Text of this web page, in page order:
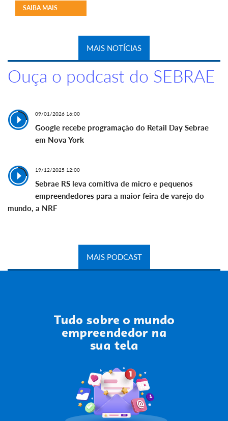
SAIBA MAIS
MAIS NOTÍCIAS
Ouça o podcast do SEBRAE
09/01/2026 16:00
Google recebe programação do Retail Day Sebrae
em Nova York
19/12/2025 12:00
Sebrae RS leva comitiva de micro e pequenos
empreendedores para a maior feira de varejo do
mundo, a NRF
MAIS PODCAST